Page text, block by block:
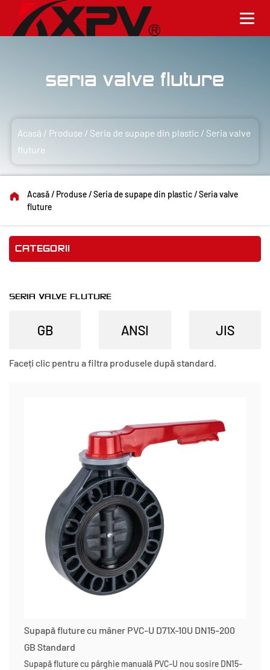
Seria valve fluture
Acasă / Produse /Seria de supape din plastic /Seria valve
fluture
Acasă/ Produse/Seria de supape din plastic/Seria valve
fluture
CATEGORII
SERIA VALVE FLUTURE
Faceți clic pentru a filtra produsele după standard.
Supapă fluture cu mâner PVC-U D71X-10U DN15-200
GB Standard
Supapă fluture cu pârghie manuală PVC-U nou sosire DN15-